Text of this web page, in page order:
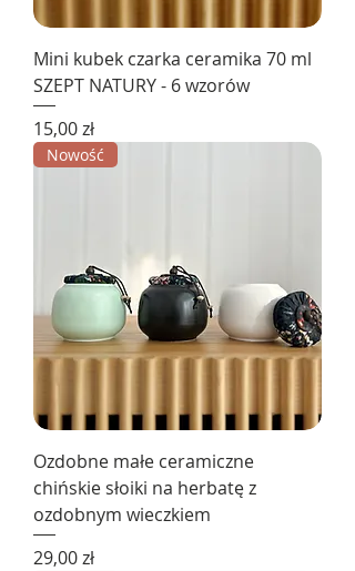
Mini kubek czarka ceramika 70 ml
SZEPT NATURY - 6 wzorów
Cena
15,00 zł
Nowość
Ozdobne małe ceramiczne
chińskie słoiki na herbatę z
ozdobnym wieczkiem
Cena
29,00 zł